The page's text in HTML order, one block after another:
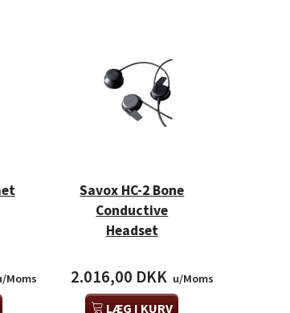
Silentex A-Com FM TRBOII
(DP2000/DP3001)
Moms
Savox HC-2 Bone
Conductive
Headset
2.016,00 DKK u/Moms
LÆG I KURV